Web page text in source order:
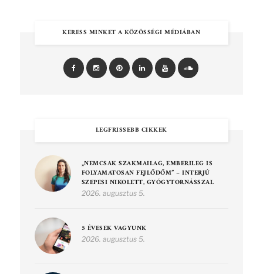
KERESS MINKET A KÖZÖSSÉGI MÉDIÁBAN
LEGFRISSEBB CIKKEK
„NEMCSAK SZAKMAILAG, EMBERILEG IS
FOLYAMATOSAN FEJLŐDŐM” – INTERJÚ
SZEPESI NIKOLETT, GYÓGYTORNÁSSZAL
2026. augusztus 5.
5 ÉVESEK VAGYUNK
2026. augusztus 5.